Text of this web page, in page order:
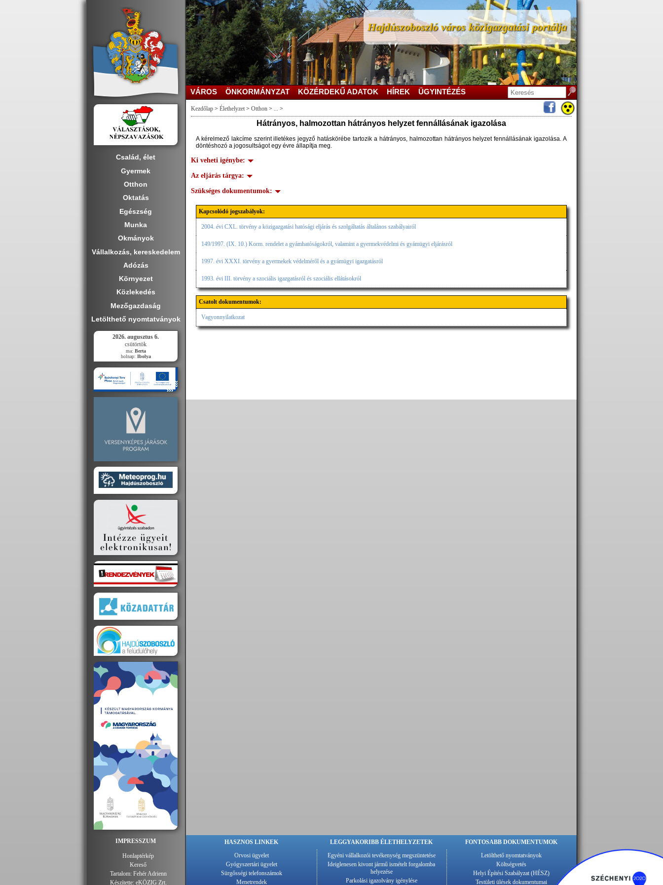
Család, élet
Gyermek
Otthon
Oktatás
Egészség
Munka
Okmányok
Vállalkozás, kereskedelem
Adózás
Környezet
Közlekedés
Mezőgazdaság
Letölthető nyomtatványok
2026. augusztus 6.
csütörtök
ma: Berta
holnap: Ibolya
Hajdúszoboszló város közigazgatási portálja
VÁROS ÖNKORMÁNYZAT KÖZÉRDEKŰ ADATOK HÍREK ÜGYINTÉZÉS
Kezdőlap > Élethelyzet > Otthon > ... >
Hátrányos, halmozottan hátrányos helyzet fennállásának igazolása
A kérelmező lakcíme szerint illetékes jegyző hatáskörébe tartozik a hátrányos, halmozottan hátrányos helyzet fennállásának igazolása. A
döntéshozó a jogosultságot egy évre állapítja meg.
Ki veheti igénybe:
Az eljárás tárgya:
Szükséges dokumentumok:
Kapcsolódó jogszabályok:
2004. évi CXL. törvény a közigazgatási hatósági eljárás és szolgáltatás általános szabályairól
149/1997. (IX. 10.) Korm. rendelet a gyámhatóságokról, valamint a gyermekvédelmi és gyámügyi eljárásról
1997. évi XXXI. törvény a gyermekek védelméről és a gyámügyi igazgatásról
1993. évi III. törvény a szociális igazgatásról és szociális ellátásokról
Csatolt dokumentumok:
Vagyonnyilatkozat
IMPRESSZUM
Honlaptérkép
Kereső
Tartalom: Fehér Adrienn
Készítette: eKÖZIG Zrt.
HASZNOS LINKEK LEGGYAKORIBB ÉLETHELYZETEK
FONTOSABB DOKUMENTUMOK
Orvosi ügyelet
Gyógyszertári ügyelet
Sürgősségi telefonszámok
Menetrendek
Egyéni vállalkozói tevékenység megszüntetése
Ideiglenesen kivont jármű ismételt forgalomba
helyezése
Parkolási igazolvány igénylése
Letölthető nyomtatványok
Költségvetés
Helyi Építési Szabályzat (HÉSZ)
Testületi ülések dokumentumai